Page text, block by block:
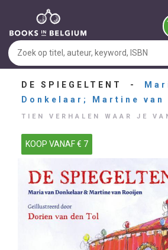
DE SPIEGELTENT -
Donkelaar; Martine van
TIEN VERHALEN WAAR JE
KOOP VANAF € 7